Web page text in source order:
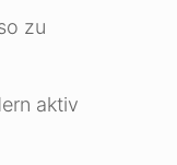
zu
aktiv